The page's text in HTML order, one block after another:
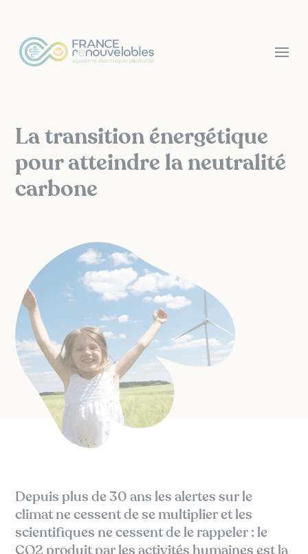
La transition énergétique
pour atteindre la neutralité
carbone
Depuis plus de 30 ans les alertes sur le
climat ne cessent de se multiplier et les
scientifiques ne cessent de le rappeler : le
CO2 produit par les activités humaines est la